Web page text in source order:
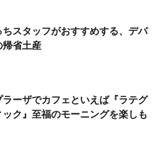
ちスタッフがおすすめする、デパ
帰省土産
ラーザでカフェといえば『ラテグ
ック』至福のモーニングを楽しも